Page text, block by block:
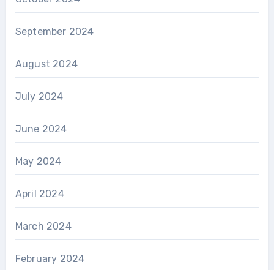
September 2024
August 2024
July 2024
June 2024
May 2024
April 2024
March 2024
February 2024